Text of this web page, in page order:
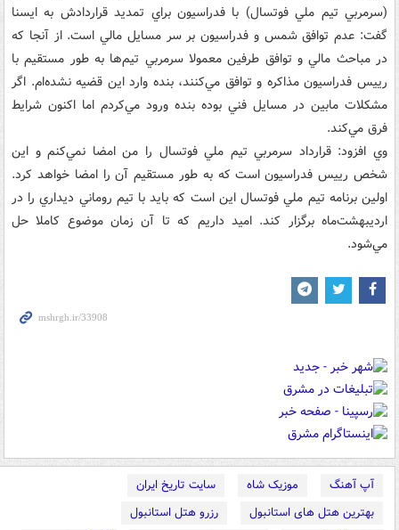
(سرمربي تيم ملي فوتسال) با فدراسيون براي تمديد قراردادش به ايسنا
گفت: عدم توافق شمس و فدراسيون بر سر مسايل مالي است. از آنجا که
در مباحث مالي و توافق طرفين معمولا سرمربي تيم‌ها به طور مستقيم با
رييس فدراسيون مذاکره و توافق مي‌کنند، بنده وارد اين قضيه نشده‌ام. اگر
مشکلات مابين در مسايل فني بوده بنده ورود مي‌کردم اما اکنون شرايط
فرق مي‌کند.
وي افزود: قرارداد سرمربي تيم ملي فوتسال را من امضا نمي‌کنم و اين
شخص رييس فدراسيون است که به طور مستقيم آن را امضا خواهد کرد.
اولين برنامه تيم ملي فوتسال اين است که بايد با تيم روماني ديداري را در
ارديبهشت‌ماه برگزار کند. اميد داريم که تا آن زمان موضوع کاملا حل
مي‌شود.
آپ آهنگ موزیک شاه
سایت تاریخ ایران
بهترین هتل های استانبول
رزرو هتل استانبول